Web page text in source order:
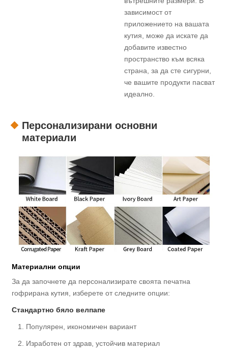
зависимост от
приложението на вашата
кутия, може да искате да
добавите известно
пространство към всяка
страна, за да сте сигурни,
че вашите продукти пасват
идеално.
Персонализирани основни
материали
Материални опции
За да започнете да персонализирате своята печатна
гофрирана кутия, изберете от следните опции:
Стандартно бяло велпапе
1. Популярен, икономичен вариант
2. Изработен от здрав, устойчив материал